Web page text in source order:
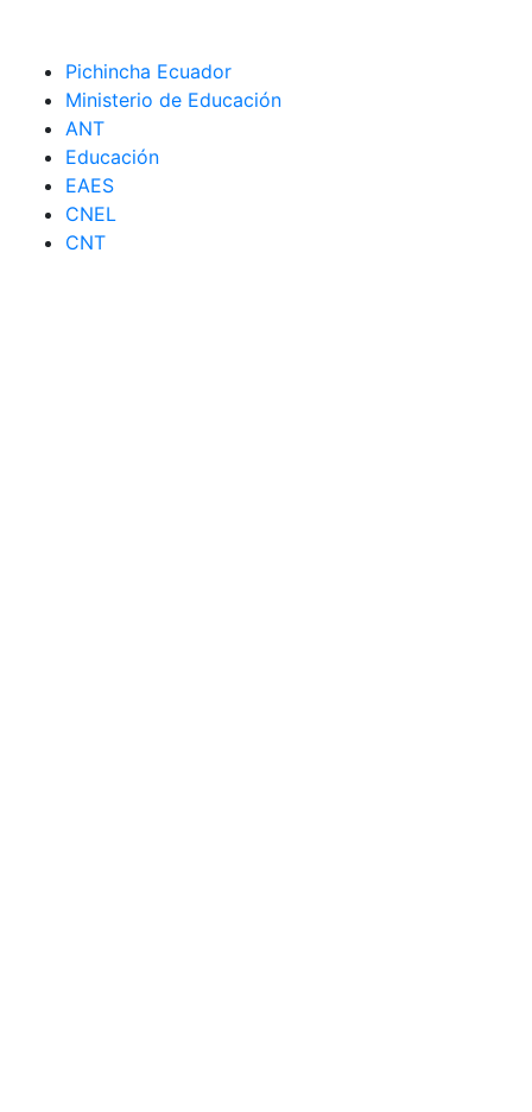
Pichincha Ecuador
Ministerio de Educación
ANT
Educación
EAES
CNEL
CNT